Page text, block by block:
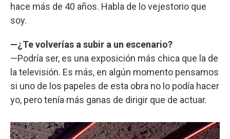
hace más de 40 años. Habla de lo vejestorio que
soy.
—¿Te volverías a subir a un escenario?
—Podría ser, es una exposición más chica que la de
la televisión. Es más, en algún momento pensamos
si uno de los papeles de esta obra no lo podía hacer
yo, pero tenía más ganas de dirigir que de actuar.